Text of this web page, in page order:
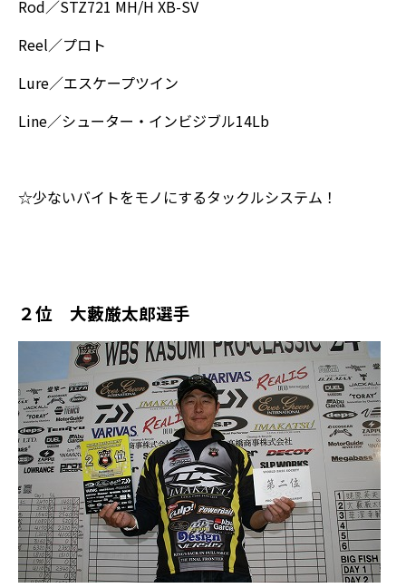
Rod／STZ721 MH/H XB-SV
Reel／プロト
Lure／エスケープツイン
Line／シューター・インビジブル14Lb
☆少ないバイトをモノにするタックルシステム！
２位 大藪厳太郎選手